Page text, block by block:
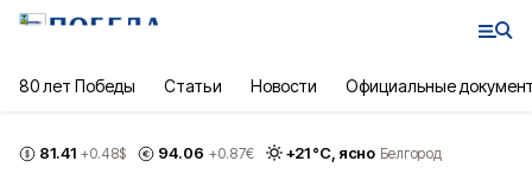
80 лет Победы Статьи Новости Официальные
81.41 +0.48$ 94.06 +0.87€ +21°С, ясно Белгород